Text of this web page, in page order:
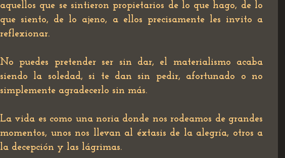
aquellos que se sintieron propietarios de lo que hago, de lo
que siento, de lo ajeno, a ellos precisamente les invito a
reflexionar.
No puedes pretender ser sin dar, el materialismo acaba
siendo la soledad, si te dan sin pedir, afortunado o no
simplemente agradecerlo sin más.
La vida es como una noria donde nos rodeamos de grandes
momentos, unos nos llevan al éxtasis de la alegría, otros a
la decepción y las lágrimas.